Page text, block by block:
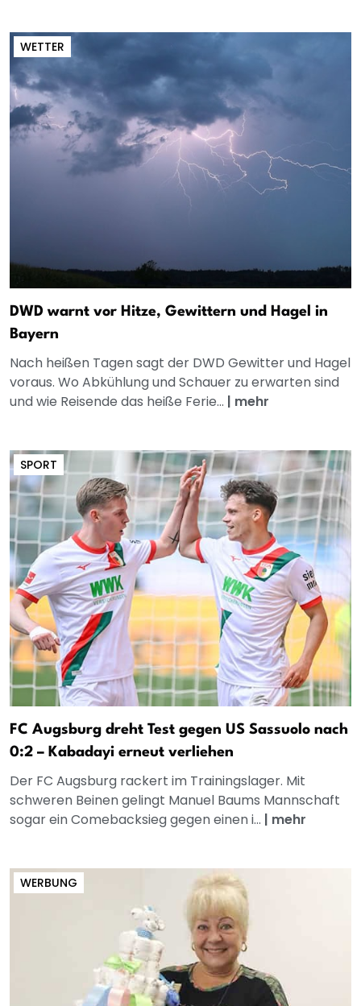
WETTER
DWD warnt vor Hitze, Gewittern und Hagel in
Bayern
Nach heißen Tagen sagt der DWD Gewitter und Hagel
voraus. Wo Abkühlung und Schauer zu erwarten sind
und wie Reisende das heiße Ferie... | mehr
SPORT
FC Augsburg dreht Test gegen US Sassuolo nach
0:2 – Kabadayi erneut verliehen
Der FC Augsburg rackert im Trainingslager. Mit
schweren Beinen gelingt Manuel Baums Mannschaft
sogar ein Comebacksieg gegen einen i... | mehr
WERBUNG